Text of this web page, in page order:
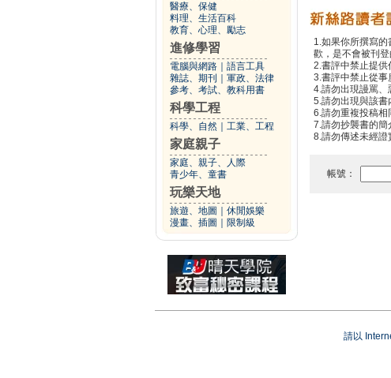
醫療、保健
料理、生活百科
教育、心理、勵志
進修學習
電腦與網路
語言工具
雜誌、期刊
軍政、法律
參考、考試、教科用書
科學工程
科學、自然 工業、工程
家庭親子
家庭、親子、人際
青少年、童書
玩樂天地
旅遊、地圖
休閒娛樂
漫畫、插圖
限制級
1.如果你所撰寫
歡，是不會被刊登
2.書評中禁止提供
3.書評中禁止從事
4.請勿出現謾罵、
5.請勿出現與該書
6.請勿重複投稿相
7.請勿抄襲書的簡
8.請勿傳述未經證
帳號：
請以